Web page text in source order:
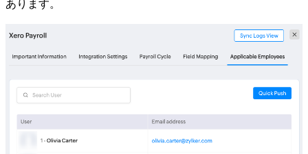
あります。